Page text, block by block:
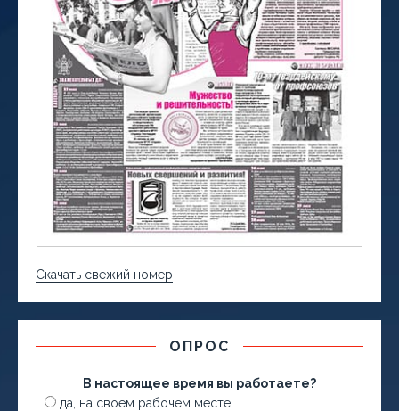
Скачать свежий номер
ОПРОС
В настоящее время вы работаете?
да, на своем рабочем месте